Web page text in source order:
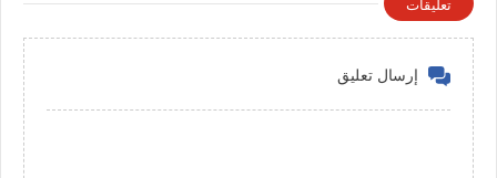
تعليقات
إرسال تعليق